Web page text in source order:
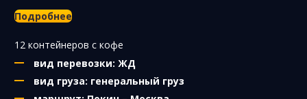
Подробнее
12 контейнеров с кофе
вид перевозки: ЖД
вид груза: генеральный груз